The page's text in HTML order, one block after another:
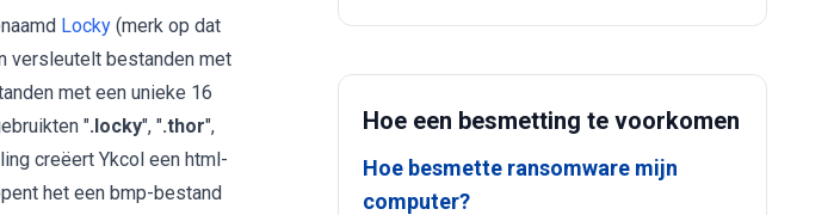
Locky (merk op dat
versleutelt bestanden met
met een unieke 16
".locky", ".thor",
creëert Ykcol een html-
het een bmp-bestand
Hoe een besmetting te voorkomen
Hoe besmette ransomware mijn
computer?